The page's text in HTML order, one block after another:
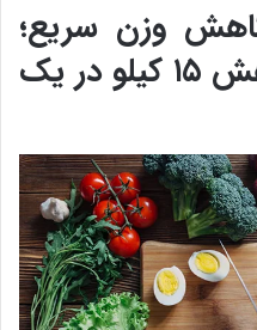
وزن سریع؛
راهکارهایی برای کاهش ۱۵ کیلو در یک